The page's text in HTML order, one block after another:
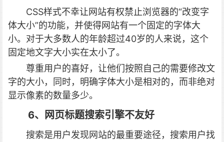
CSS样式不幸让网站有权禁止浏览器的“改变字
体大小”的功能，并使得网站有一个固定的字体大
小。对于大多数人的年龄超过40岁的人来说，这个
固定地文字大小实在太小了。
尊重用户的喜好，让他们按照自己的需要修改文
字的大小，同时，明确字体大小是相对的，而非绝对
显示像素的数量多少。
6、网页标题搜索引擎不友好
搜索是用户发现网站的最重要途径，搜索用户找